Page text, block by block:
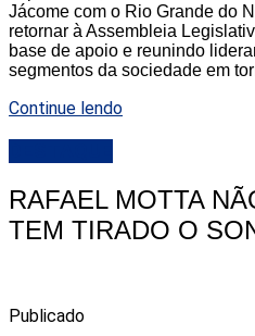
Jácome com o Rio Grande do
retornar à Assembleia
base de apoio e reunindo
segmentos da sociedade em
Continue lendo
RAFAEL MOTTA
TEM TIRADO O
Publicado